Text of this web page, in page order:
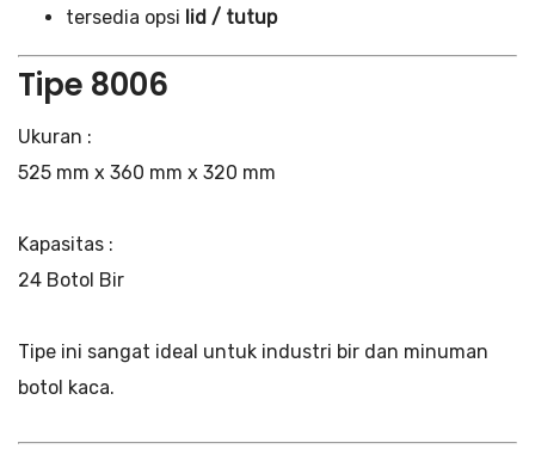
tersedia opsi lid / tutup
Tipe 8006
Ukuran :
525 mm x 360 mm x 320 mm
Kapasitas :
24 Botol Bir
Tipe ini sangat ideal untuk industri bir dan minuman
botol kaca.